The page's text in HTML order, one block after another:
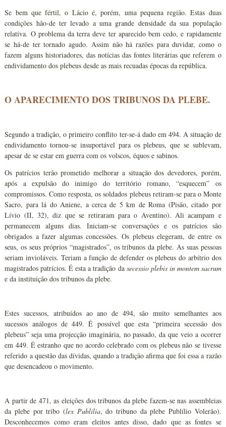
Se bem que fértil, o Lácio é, porém, uma pequena região. Estas duas
condições hão-de ter levado a uma grande densidade da sua população
relativa. O problema da terra deve ter aparecido bem cedo, e rapidamente
se há-de ter tornado agudo. Assim não há razões para duvidar, como o
fazem alguns historiadores, das notícias das fontes literárias que referem o
endividamento dos plebeus desde as mais recuadas épocas da república.
O APARECIMENTO DOS TRIBUNOS DA PLEBE.
Segundo a tradição, o primeiro conflito ter-se-á dado em 494. A situação de
endividamento tornou-se insuportável para os plebeus, que se sublevam,
apesar de se estar em guerra com os volscos, équos e sabinos.
Os patrícios terão prometido melhorar a situação dos devedores, porém,
após a expulsão do inimigo do território romano, “esquecem” os
compromissos. Como resposta, os soldados plebeus retiram-se para o Monte
Sacro, para lá do Aniene, a cerca de 5 km de Roma (Pisão, citado por
Lívio (II, 32), diz que se retiraram para o Aventino). Ali acampam e
permanecem alguns dias. Iniciam-se conversações e os patrícios são
obrigados a fazer algumas concessões. Os plebeus elegeram, de entre os
seus, os seus próprios “magistrados”, os tribunos da plebe. As suas pessoas
seriam invioláveis. Teriam a função de defender os plebeus do arbítrio dos
magistrados patrícios. É esta a tradição da secessio plebis in montem sacrum
e da instituição dos tribunos da plebe.
Estes sucessos, atribuídos ao ano de 494, são muito semelhantes aos
sucessos análogos de 449. É possível que esta “primeira secessão dos
plebeus” seja uma projecção imaginária, no passado, da que veio a ocorrer
em 449. É estranho que no acordo celebrado com os plebeus não se tivesse
referido a questão das dívidas, quando a tradição afirma que foi essa a razão
que desencadeou o movimento.
A partir de 471, as eleições dos tribunos da plebe fazem-se nas assembleias
da plebe por tribo (lex Publilia, do tribuno da plebe Publílio Volerão).
Desconhecemos como eram eleitos antes disso, dado que as fontes se